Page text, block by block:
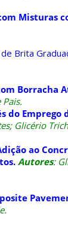
Misturas
Brita
Borracha
do Emprego
Glicério
ao
Autores: